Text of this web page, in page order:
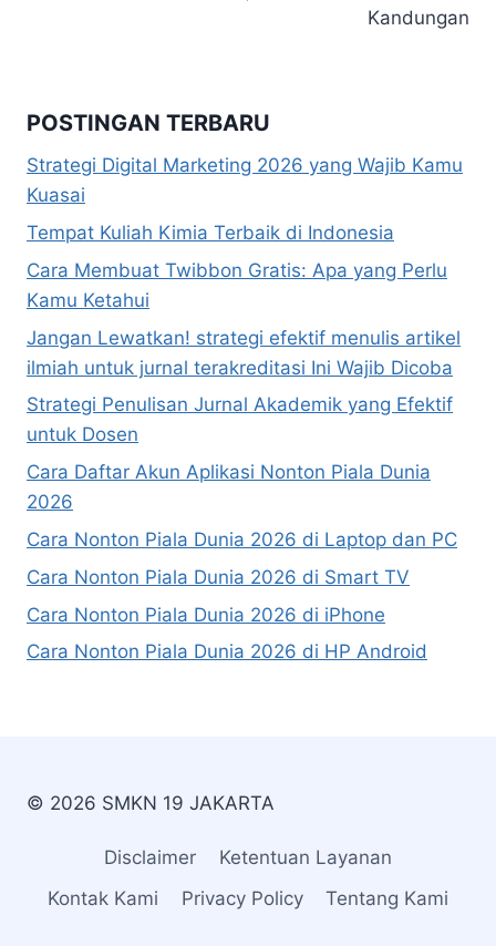
Kandungan
POSTINGAN TERBARU
Strategi Digital Marketing 2026 yang Wajib Kamu
Kuasai
Tempat Kuliah Kimia Terbaik di Indonesia
Cara Membuat Twibbon Gratis: Apa yang Perlu
Kamu Ketahui
Jangan Lewatkan! strategi efektif menulis artikel
ilmiah untuk jurnal terakreditasi Ini Wajib Dicoba
Strategi Penulisan Jurnal Akademik yang Efektif
untuk Dosen
Cara Daftar Akun Aplikasi Nonton Piala Dunia
2026
Cara Nonton Piala Dunia 2026 di Laptop dan PC
Cara Nonton Piala Dunia 2026 di Smart TV
Cara Nonton Piala Dunia 2026 di iPhone
Cara Nonton Piala Dunia 2026 di HP Android
© 2026 SMKN 19 JAKARTA
Disclaimer
Ketentuan Layanan
Kontak Kami
Privacy Policy Tentang Kami